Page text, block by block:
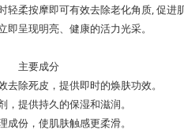
柔按摩即可有效去除老化角质, 促进
即呈现明亮、健康的活力光采。
主要成分
去除死皮，提供即时的焕肤功效。
，提供持久的保湿和滋润。
成份，使肌肤触感更柔滑。